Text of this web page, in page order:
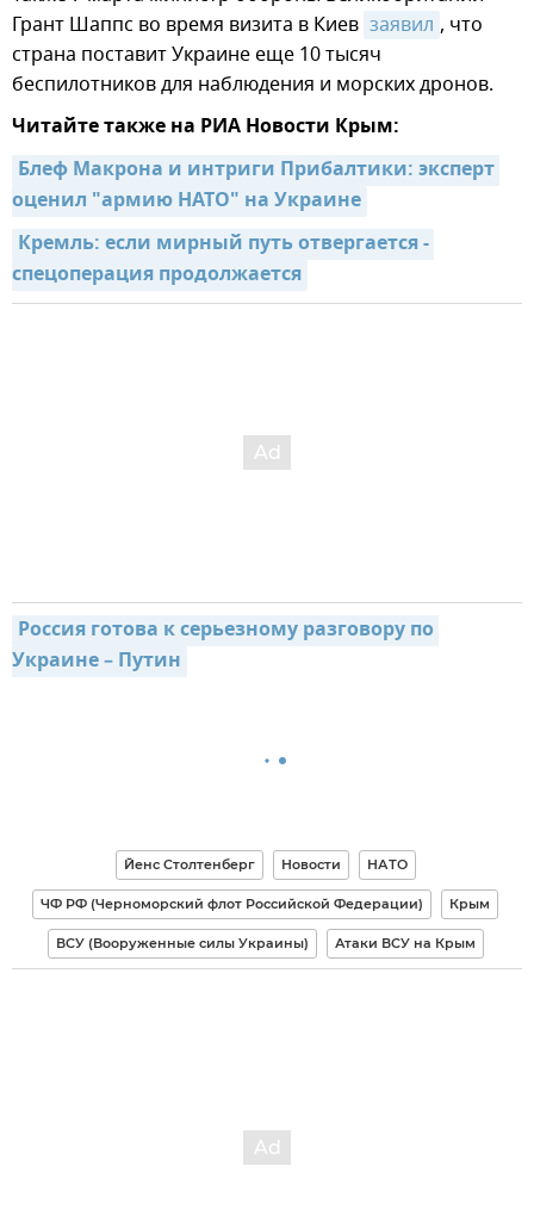
Грант Шаппс во время визита в Киев заявил , что
страна поставит Украине еще 10 тысяч
беспилотников для наблюдения и морских дронов.
Читайте также на РИА Новости Крым:
Блеф Макрона и интриги Прибалтики: эксперт
оценил "армию НАТО" на Украине
Кремль: если мирный путь отвергается -
спецоперация продолжается
Россия готова к серьезному разговору по
Украине – Путин
Йенс Столтенберг Новости НАТО
ЧФ РФ (Черноморский флот Российской Федерации) Крым
ВСУ (Вооруженные силы Украины) Атаки ВСУ на Крым